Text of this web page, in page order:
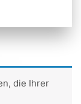
die Ihrer